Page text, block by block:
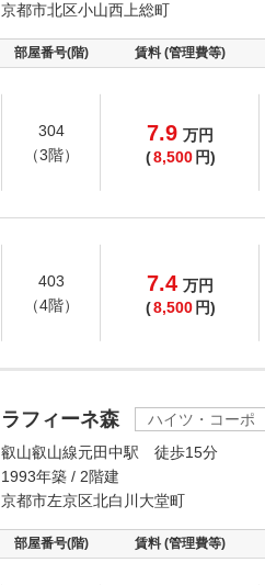
京都市北区小山西上総町
部屋番号(階) 賃料 (管理費等)
304
（3階）
7.9 万円
(8,500 円)
403
（4階）
7.4 万円
(8,500 円)
ラフィーネ森
ハイツ・コーポ
叡山叡山線元田中駅 徒歩15分
1993年築 / 2階建
京都市左京区北白川大堂町
部屋番号(階) 賃料 (管理費等)